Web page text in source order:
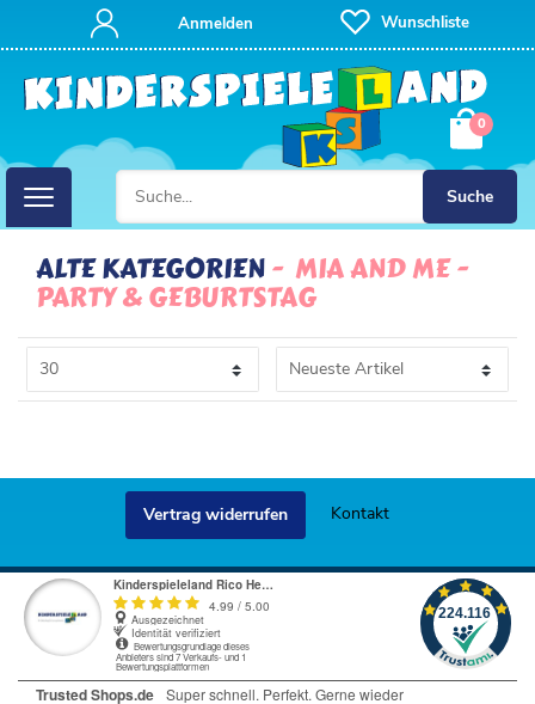
Suche
Anmelden Wunschliste
0
ALTE KATEGORIEN MIA AND ME
PARTY & GEBURTSTAG
Vertrag widerrufen Kontakt
FILTER
P
E
S